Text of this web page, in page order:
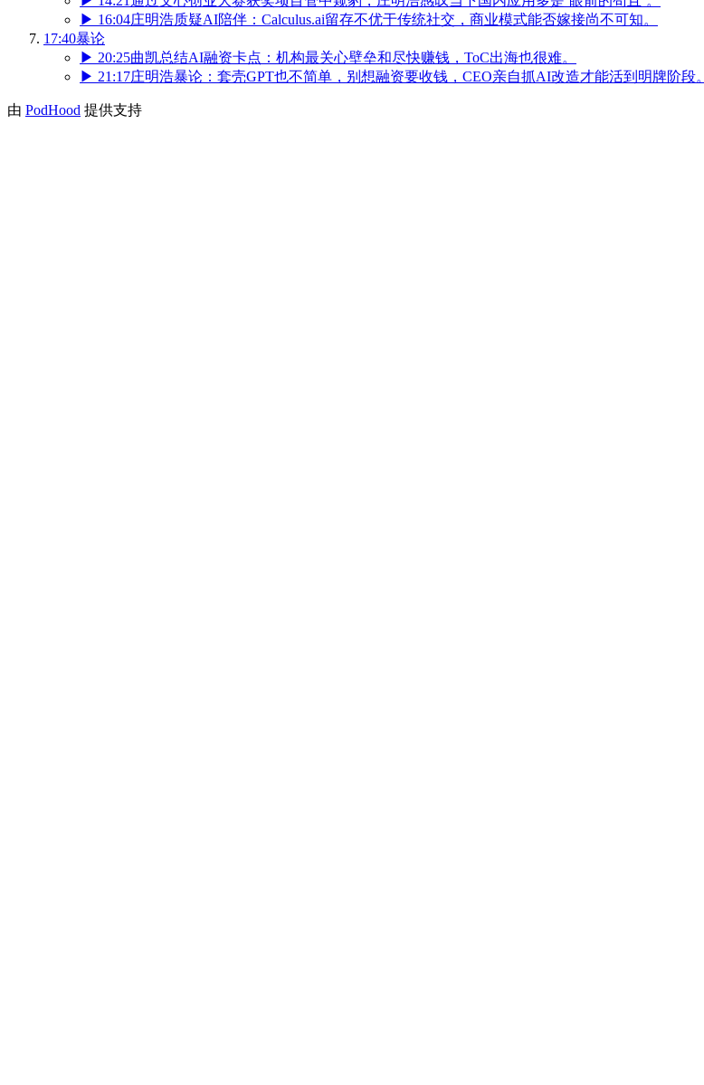
▶ 16:04庄明浩质疑AI陪伴：Calculus.ai留存不优于传统社交，商业模式能否嫁接尚不可知。
17:40暴论
▶ 20:25曲凯总结AI融资卡点：机构最关心壁垒和尽快赚钱，ToC出海也很难。
▶ 21:17庄明浩暴论：套壳GPT也不简单，别想融资要收钱，CEO亲自抓AI改造才能活到明牌阶段。
由 PodHood 提供支持